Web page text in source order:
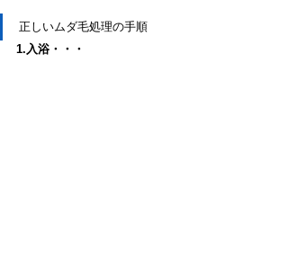
正しいムダ毛処理の手順
1.入浴・・・